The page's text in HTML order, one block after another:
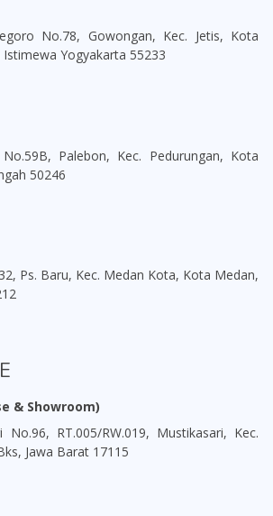
No.78, Gowongan, Kec. Jetis, Kota
Yogyakarta 55233
Palebon, Kec. Pedurungan, Kota
50246
Ps. Baru, Kec. Medan Kota, Kota Medan,
& Showroom)
No.96, RT.005/RW.019, Mustikasari, Kec.
Jawa Barat 17115